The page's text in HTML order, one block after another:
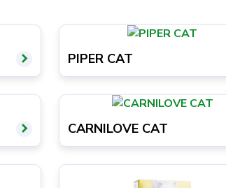
PIPER CAT
CARNILOVE CAT